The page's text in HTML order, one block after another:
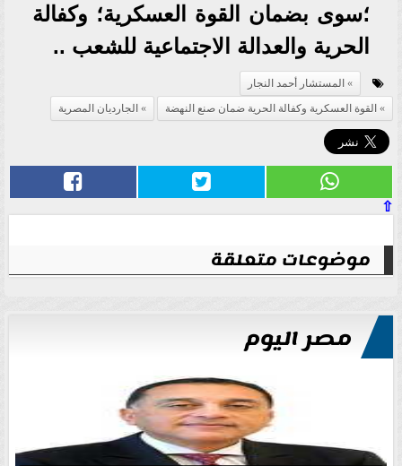
؛سوى بضمان القوة العسكرية؛ وكفالة
الحرية والعدالة الاجتماعية للشعب ..
المستشار أحمد النجار
القوة العسكرية وكفالة الحرية ضمان صنع النهضة
الجارديان المصرية
⇧
موضوعات متعلقة
مصر اليوم